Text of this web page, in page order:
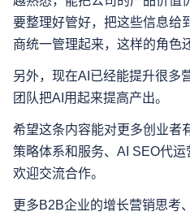
要整理好管好，把这些信息给
商统一管理起来，这样的角色
另外，现在AI已经能提升很多
团队把AI用起来提高产出。
希望这条内容能对更多创业者
策略体系和服务、AI SEO代
欢迎交流合作。
更多B2B企业的增长营销思考